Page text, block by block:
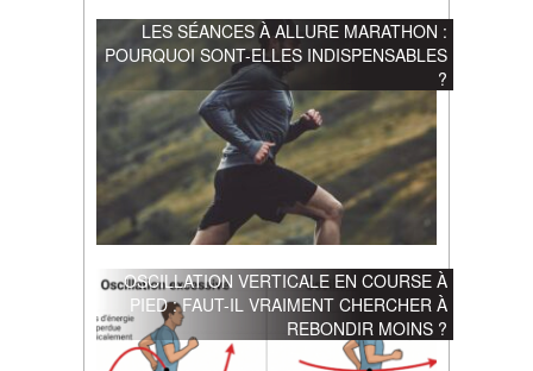
LES SÉANCES À ALLURE MARATHON :
POURQUOI SONT-ELLES INDISPENSABLES
?
OSCILLATION VERTICALE EN COURSE À
PIED : FAUT-IL VRAIMENT CHERCHER À
REBONDIR MOINS ?